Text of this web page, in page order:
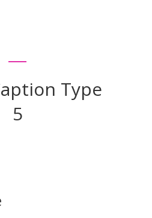
Type
5